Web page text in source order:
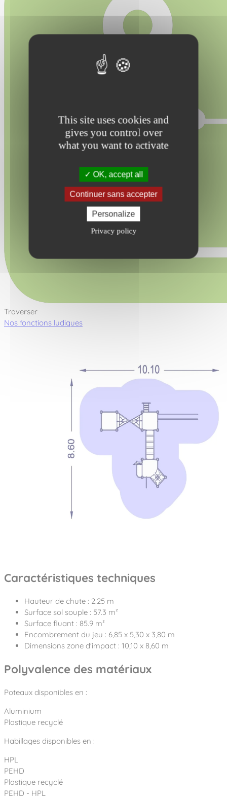
This site uses cookies and
gives you control over
what you want to activate
OK, accept all
Continuer sans accepter
Personalize
Privacy policy
Traverser
Nos fonctions ludiques
Caractéristiques techniques
Hauteur de chute : 2.25 m
Surface sol souple : 57.3 m²
Surface fluant : 85.9 m²
Encombrement du jeu : 6,85 x 5,30 x 3,80 m
Dimensions zone d'impact : 10,10 x 8,60 m
Polyvalence des matériaux
Poteaux disponibles en :
Aluminium
Plastique recyclé
Habillages disponibles en :
HPL
PEHD
Plastique recyclé
PEHD - HPL